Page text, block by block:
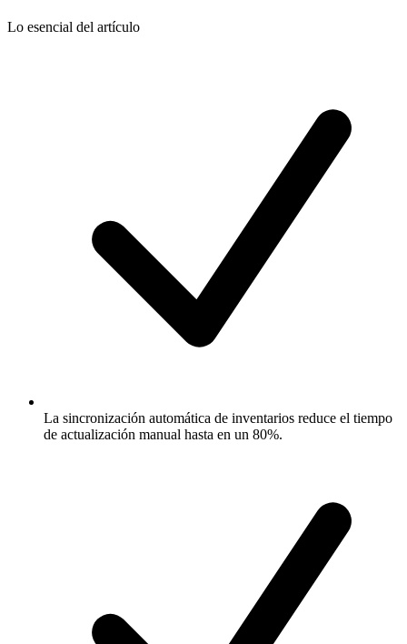
Lo esencial del artículo
La sincronización automática de inventarios reduce el tiempo
de actualización manual hasta en un 80%.